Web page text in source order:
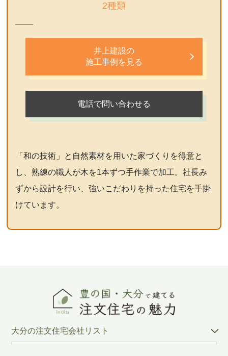
2種類
井上建設の
施工事例を見る
電話で問い合わせる
「和の技術」と自然素材を用いた家づくりを得意と
し、熟練の職人が木を1本ずつ手作業で加工。社長み
ずから設計を行い、強いこだわりを持った住宅を手掛
けています。
大分の注文住宅会社リスト